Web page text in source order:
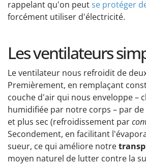
rappelant qu'on peutse protéger
forcément utiliser d'électricité.
Les ventilateurs
Le ventilateur nous refroidit de
Premièrement, en remplaçant
couche d'air qui nous enveloppe –
humidifiée par notre corps – par de
et plus sec (refroidissement par
Secondement, en facilitant
sueur, ce qui améliore notre
moyen naturel de lutter contre la